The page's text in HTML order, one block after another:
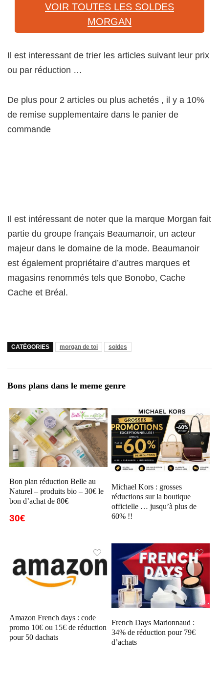
VOIR TOUTES LES SOLDES
MORGAN
Il est interessant de trier les articles suivant leur prix
ou par réduction …
De plus pour 2 articles ou plus achetés , il y a 10%
de remise supplementaire dans le panier de
commande
Il est intéressant de noter que la marque Morgan fait
partie du groupe français Beaumanoir, un acteur
majeur dans le domaine de la mode. Beaumanoir
est également propriétaire d’autres marques et
magasins renommés tels que Bonobo, Cache
Cache et Bréal.
CATÉGORIES morgan de toi soldes
Bons plans dans le meme genre
Bon plan réduction Belle au
Naturel – produits bio – 30€ le
bon d’achat de 80€
30€
Michael Kors : grosses
réductions sur la boutique
officielle … jusqu’à plus de
60% !!
Amazon French days : code
promo 10€ ou 15€ de réduction
pour 50 dachats
French Days Marionnaud :
34% de réduction pour 79€
d’achats